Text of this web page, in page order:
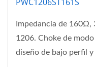
Impedancia de 160Ω,
1206. Choke de
diseño de bajo perfil